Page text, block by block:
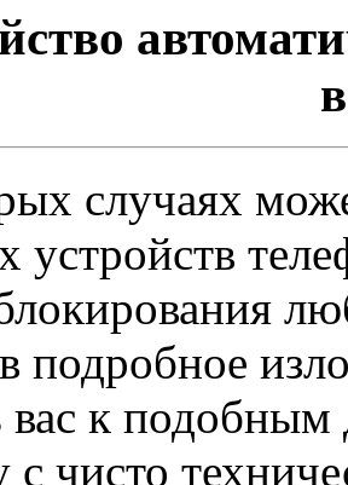
случаях
устройств
в подробное
вас к
с чисто